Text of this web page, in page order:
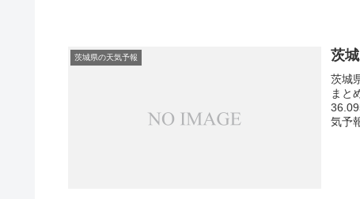
茨城県の天気予報 茨
茨城
まと
気予